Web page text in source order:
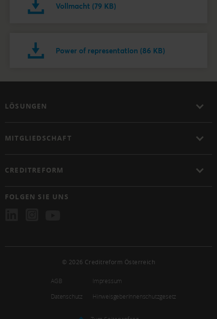
Vollmacht (79 KB)
Power of representation (86 KB)
LÖSUNGEN
MITGLIEDSCHAFT
CREDITREFORM
FOLGEN SIE UNS
© 2026 Creditreform Österreich
AGB
Impressum
Datenschutz
HinweisgeberInnenschutzgesetz